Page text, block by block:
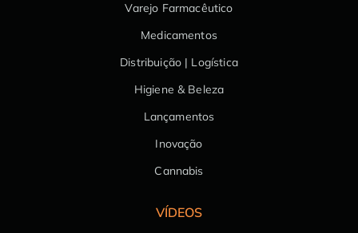
Varejo Farmacêutico
Medicamentos
Distribuição | Logística
Higiene & Beleza
Lançamentos
Inovação
Cannabis
VÍDEOS